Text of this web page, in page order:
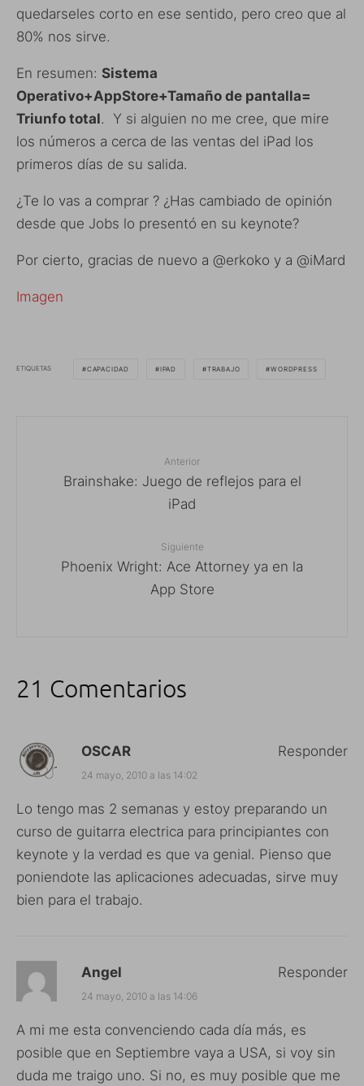
quedarseles corto en ese sentido, pero creo que al
80% nos sirve.
En resumen: Sistema
Operativo+AppStore+Tamaño de pantalla=
Triunfo total. Y si alguien no me cree, que mire
los números a cerca de las ventas del iPad los
primeros días de su salida.
¿Te lo vas a comprar ? ¿Has cambiado de opinión
desde que Jobs lo presentó en su keynote?
Por cierto, gracias de nuevo a @erkoko y a @iMard
Imagen
ETIQUETAS CAPACIDAD IPAD TRABAJO WORDPRESS
Anterior
Brainshake: Juego de reflejos para el
iPad
Siguiente
Phoenix Wright: Ace Attorney ya en la
App Store
21 Comentarios
OSCAR
24 mayo, 2010 a las 14:02
Lo tengo mas 2 semanas y estoy preparando un
curso de guitarra electrica para principiantes con
keynote y la verdad es que va genial. Pienso que
poniendote las aplicaciones adecuadas, sirve muy
bien para el trabajo.
Responder
Angel
24 mayo, 2010 a las 14:06
A mi me esta convenciendo cada día más, es
posible que en Septiembre vaya a USA, si voy sin
duda me traigo uno. Si no, es muy posible que me
Responder